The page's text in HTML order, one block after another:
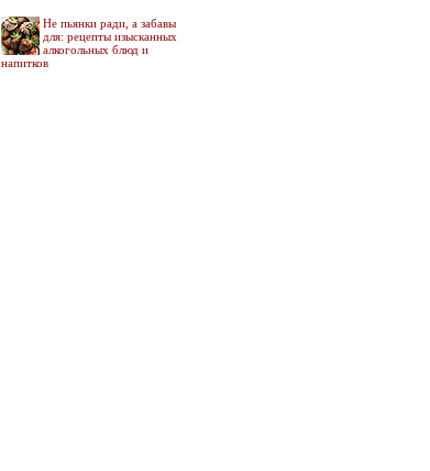
Не пьянки ради, а забавы
для: рецепты изысканных
алкогольных блюд и
напитков